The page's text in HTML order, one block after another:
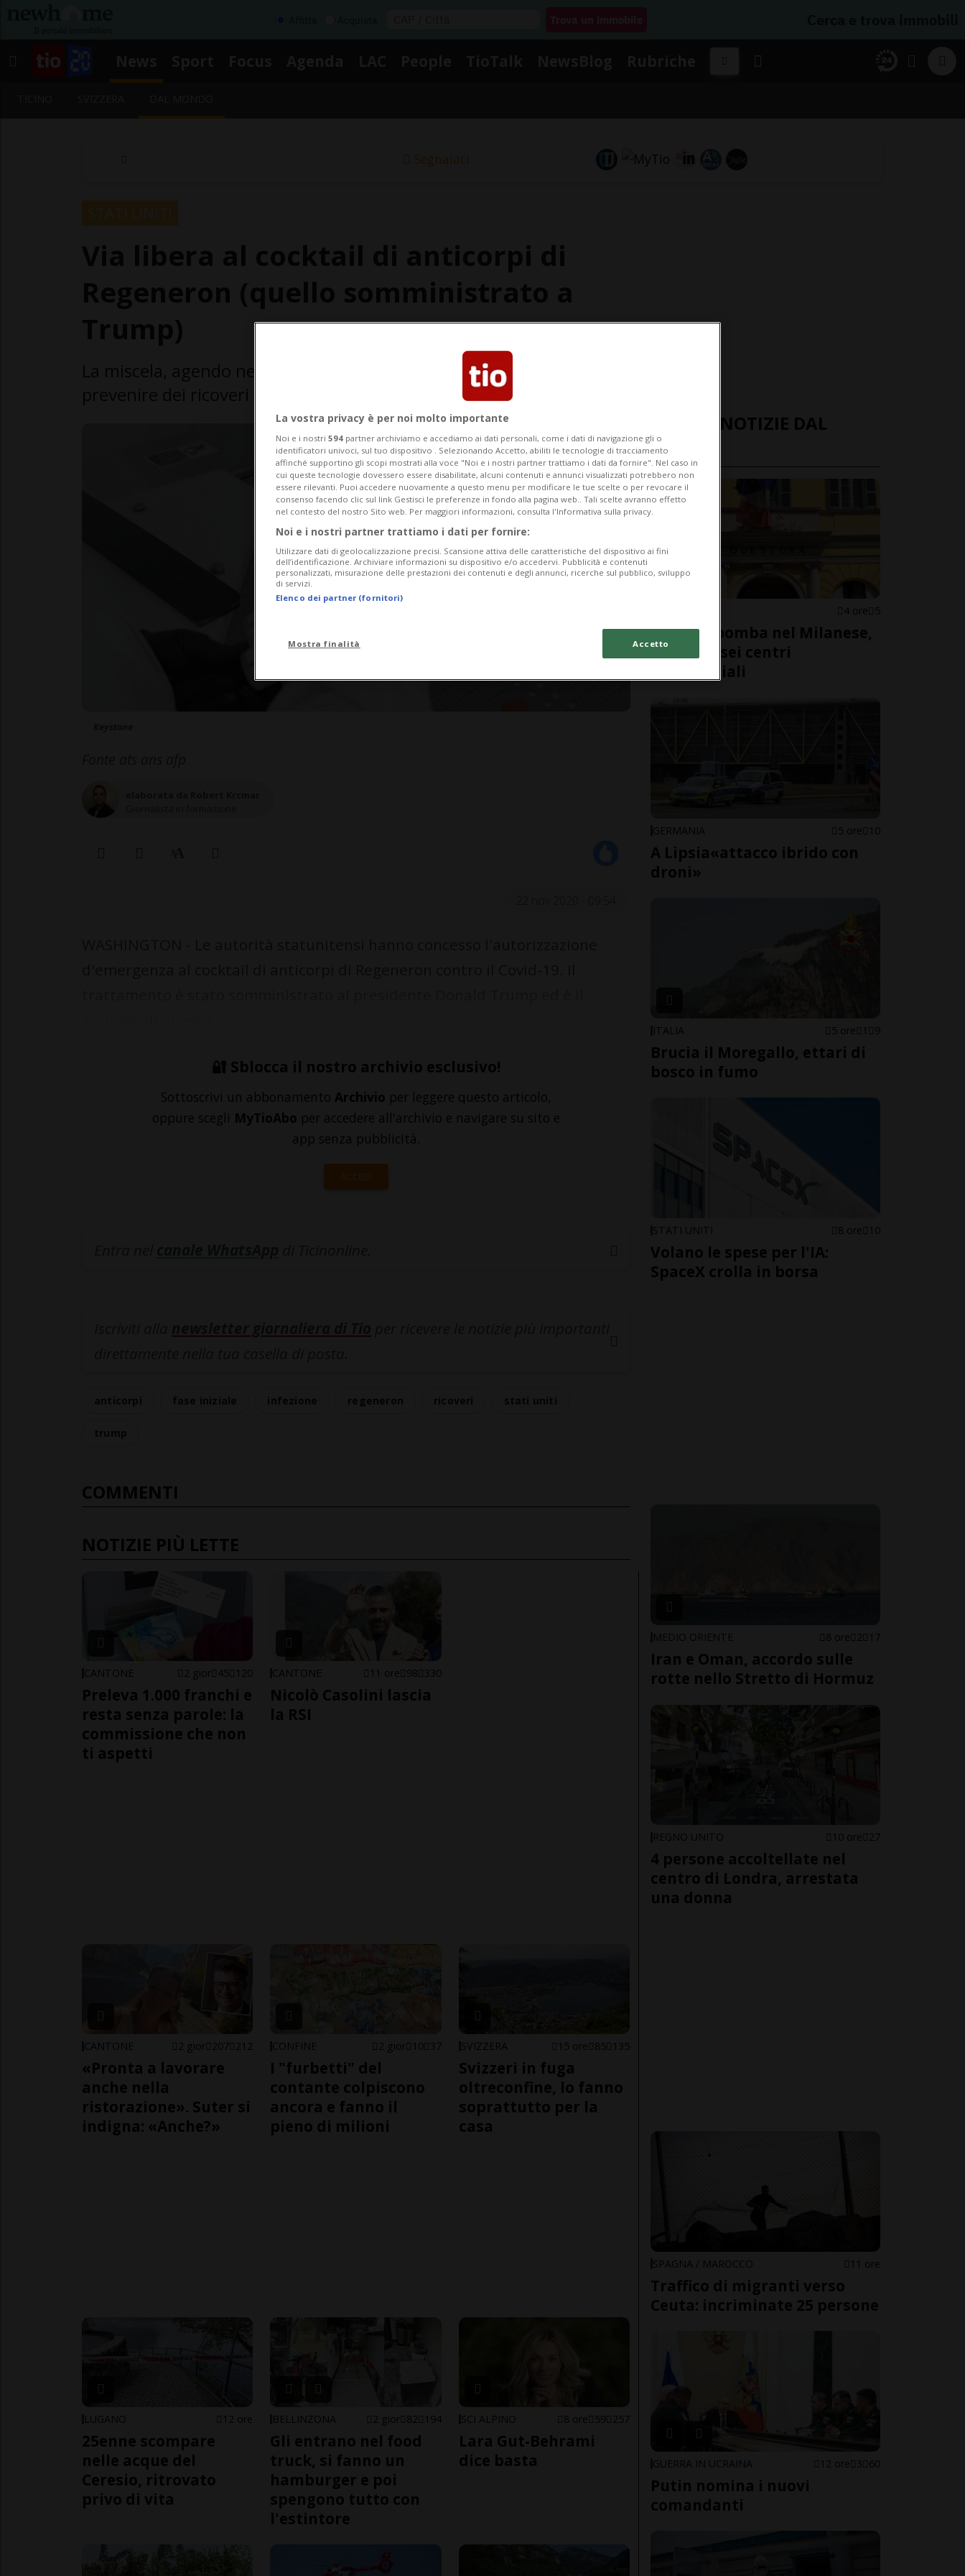
Segnalaci
La miscela, agendo nella fase iniziale dell'infezione, potrebbe
🔐 Sblocca il nostro archivio esclusivo!
Sottoscrivi un abbonamento Archivio per leggere questo articolo,
oppure scegli MyTioAbo per accedere all'archivio e navigare su sito e
app senza pubblicità.
ACCEDI
COMMENTI
NOTIZIE PIÙ LETTE
CANTONE 2 gior 45 120
Preleva 1.000 franchi e
resta senza parole: la
commissione che non
ti aspetti
CANTONE 11 ore 98 330
Nicolò Casolini lascia
la RSI
CANTONE 2 gior 207 212
«Pronta a lavorare
anche nella
ristorazione». Suter si
indigna: «Anche?»
CONFINE 2 gior 10 37
I "furbetti" del
contante colpiscono
ancora e fanno il
pieno di milioni
SVIZZERA 15 ore 85 135
Svizzeri in fuga
oltreconfine, lo fanno
soprattutto per la
casa
LUGANO 12 ore
25enne scompare
nelle acque del
Ceresio, ritrovato
privo di vita
BELLINZONA 2 gior 82 194
Gli entrano nel food
truck, si fanno un
hamburger e poi
spengono tutto con
l'estintore
SCI ALPINO 8 ore 59 257
Lara Gut-Behrami
dice basta
ULTIME NOTIZIE DAL
MONDO
4 ore 5
Allarme bomba nel Milanese,
evacuati sei centri
commerciali
GERMANIA 5 ore 10
A Lipsia«attacco ibrido con
droni»
ITALIA 5 ore 1 9
Brucia il Moregallo, ettari di
bosco in fumo
STATI UNITI 8 ore 10
Volano le spese per l'IA:
SpaceX crolla in borsa
MEDIO ORIENTE 8 ore 2 17
Iran e Oman, accordo sulle
rotte nello Stretto di Hormuz
REGNO UNITO 10 ore 27
4 persone accoltellate nel
centro di Londra, arrestata
una donna
SPAGNA / MAROCCO 11 ore
Traffico di migranti verso
Ceuta: incriminate 25 persone
GUERRA IN UCRAINA 12 ore 3 60
Putin nomina i nuovi
comandanti
La vostra privacy è per noi molto importante
Noi e i nostri 594 partner archiviamo e accediamo ai dati personali, come i dati di navigazione gli o
identificatori univoci, sul tuo dispositivo . Selezionando Accetto, abiliti le tecnologie di tracciamento
affinché supportino gli scopi mostrati alla voce "Noi e i nostri partner trattiamo i dati da fornire". Nel caso in
cui queste tecnologie dovessero essere disabilitate, alcuni contenuti e annunci visualizzati potrebbero non
essere rilevanti. Puoi accedere nuovamente a questo menu per modificare le tue scelte o per revocare il
consenso facendo clic sul link Gestisci le preferenze in fondo alla pagina web.. Tali scelte avranno effetto
nel contesto del nostro Sito web. Per maggiori informazioni, consulta l'Informativa sulla privacy.
Noi e i nostri partner trattiamo i dati per fornire:
Utilizzare dati di geolocalizzazione precisi. Scansione attiva delle caratteristiche del dispositivo ai fini
dell’identificazione. Archiviare informazioni su dispositivo e/o accedervi. Pubblicità e contenuti
personalizzati, misurazione delle prestazioni dei contenuti e degli annunci, ricerche sul pubblico, sviluppo
di servizi.
Elenco dei partner (fornitori)
Mostra finalità Accetto